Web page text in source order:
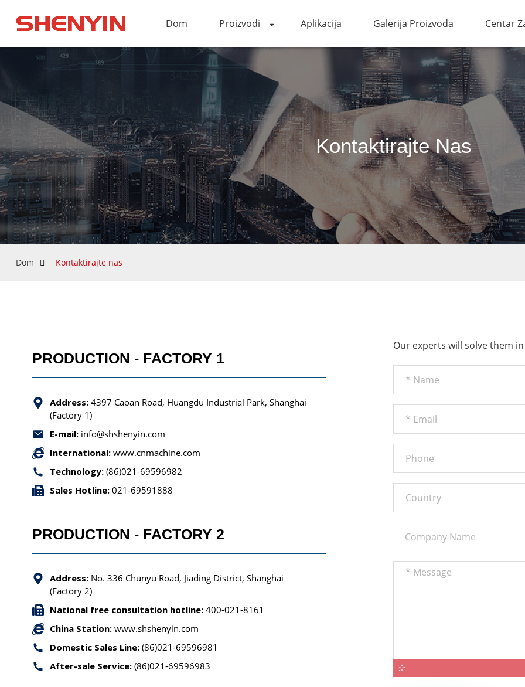
Dom Proizvodi Aplikacija Galerija Proizvoda Centar
Kontaktirajte Nas
Dom Kontaktirajte nas
PRODUCTION - FACTORY 1
Address:4397 Caoan Road, Huangdu Industrial Park, Shanghai
(Factory 1)
E-mail:info@shshenyin.com
International:www.cnmachine.com
Technology:(86)021-69596982
Sales Hotline:021-69591888
PRODUCTION - FACTORY 2
Address:No. 336 Chunyu Road, Jiading District, Shanghai
(Factory 2)
National free consultation hotline:400-021-8161
China Station:www.shshenyin.com
Domestic Sales Line:(86)021-69596981
After-sale Service:(86)021-69596983
Our experts will solve them